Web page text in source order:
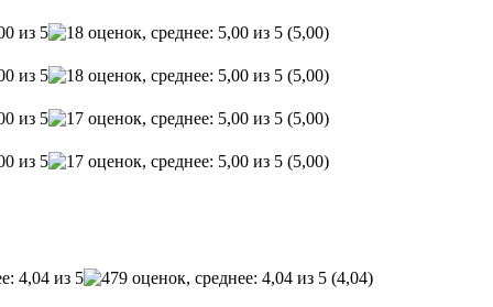
(5,00)
(5,00)
(5,00)
(5,00)
(4,04)